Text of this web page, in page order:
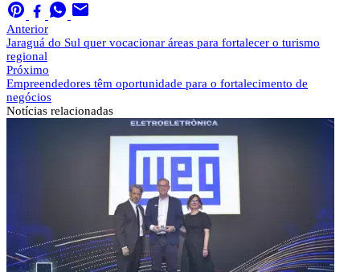
Anterior
Jaraguá do Sul quer vocacionar áreas para fortalecer o turismo
regional
Próximo
Empreendedores têm oportunidade para o fortalecimento de
negócios
Notícias relacionadas